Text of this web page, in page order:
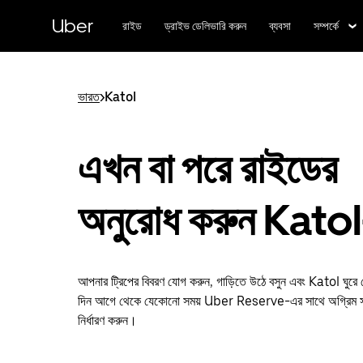
বিষয়সূচিতে
Uber রাইড ড্রাইভ ডেলিভারি করুন ব্যবসা সম্পর্কে
ভারত>Katol
এখন বা পরে রাইডের
অনুরোধ করুন
আপনার ট্রিপের বিবরণ যোগ করুন, গাড়িতে উঠে বসুন এবং Katol
দিন আগে থেকে যেকোনো সময় Uber Reserve-এর সাথে অগ্রিম
নির্ধারণ করুন।